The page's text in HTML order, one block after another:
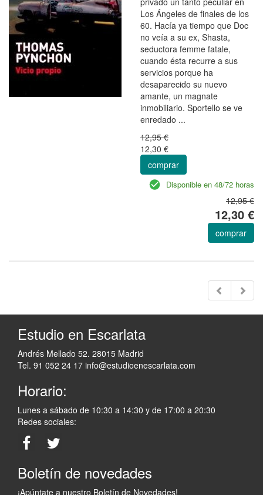
Los Ángeles de finales de los
60. Hacía ya tiempo que Doc
no veía a su ex, Shasta,
seductora femme fatale,
cuando ésta recurre a sus
servicios porque ha
desaparecido su nuevo
amante, un magnate
inmobiliario. Sportello se ve
enredado ...
12,95 €
12,30 €
comprar
Disponible en 48/72 horas
12,95 €
12,30 €
comprar
Estudio en Escarlata
Andrés Mellado 52. 28015 Madrid
Tel. 91 052 24 17 info@estudioenescarlata.com
Horario:
Lunes a sábado de 10:30 a 14:30 y de 17:00 a 20:30
Redes sociales:
Boletín de novedades
¡Apúntate a nuestro Boletín de Novedades!